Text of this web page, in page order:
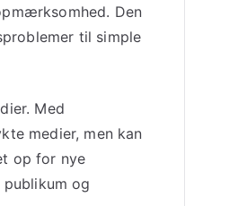
Den
til simple
Med
medier, men kan
op for nye
og